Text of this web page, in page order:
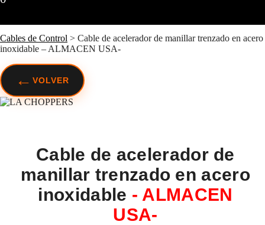
Cables de Control > Cable de acelerador de manillar trenzado en acero
inoxidable – ALMACEN USA-
← VOLVER
Cable de acelerador de
manillar trenzado en acero
inoxidable - ALMACEN
USA-